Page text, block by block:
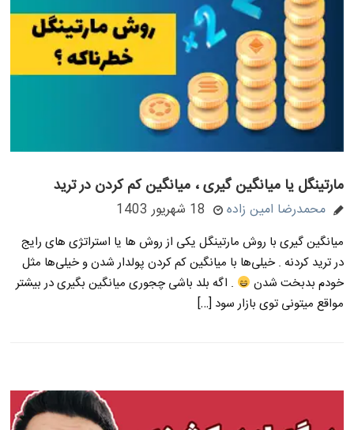
مارتینگل یا میانگین گیری ، میانگین کم کردن در ترید
محمدرضا امین زاده 18 شهریور 1403
میانگین گیری با روش مارتینگل یکی از روش ها یا استراتژی های رایج
در ترید کردنه . خیلی‌ها با میانگین کم کردن پولدار شدن و خیلی‌ها مثل
خودم بدبخت شدن
. اگه بلد باشی چجوری میانگین بگیری در بیشتر
مواقع میتونی توی بازار سود […]